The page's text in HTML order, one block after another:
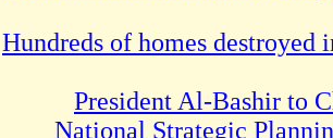
Hundreds of homes destroyed
President Al-Bashir to
National Strategic